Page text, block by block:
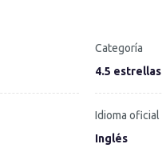
Categoría
4.5 estrellas
Idioma oficial
Inglés